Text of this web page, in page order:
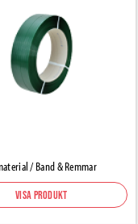
/ Band & Remmar
Visa produkt